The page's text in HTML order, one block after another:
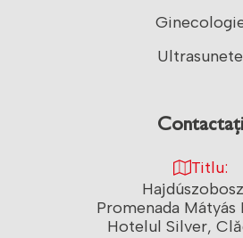
Ultrasunete
Contactați
Titlu:
Promenada Mátyás
Hotelul Silver,